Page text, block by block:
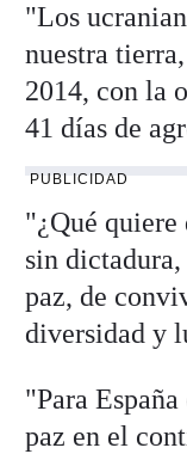
"Los
nuestra
2014, con la
41 días de
PUBLICIDAD
"¿Qué
sin
paz, de
diversidad y
"Para
paz en el